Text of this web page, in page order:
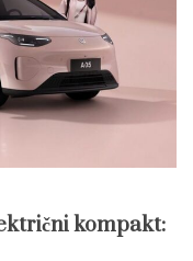
kompakt: